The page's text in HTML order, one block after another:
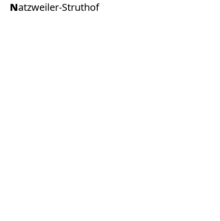
Natzweiler-Struthof